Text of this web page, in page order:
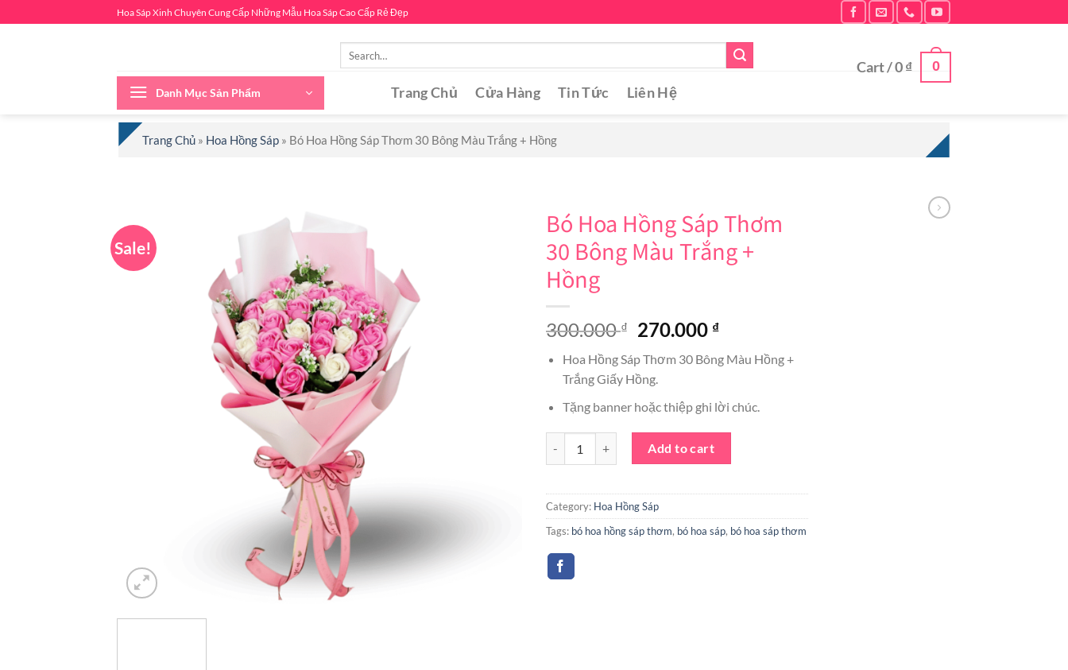
đến
Hoa Sáp Xinh Chuyên Cung Cấp Những Mẫu Hoa Sáp Cao Cấp Rẻ Đẹp
Cart /0₫ 0
Danh Mục Sản Phẩm Trang Chủ Cửa Hàng Tin Tức Liên Hệ
Trang Chủ » Hoa Hồng Sáp » Bó Hoa Hồng Sáp Thơm 30 Bông Màu Trắng + Hồng
Sale!
Bó Hoa Hồng Sáp Thơm
30 Bông Màu Trắng +
Hồng
300.000₫
Original
was:
300.000 ₫.
270.000 ₫Current
is:
Hoa Hồng Sáp Thơm 30 Bông Màu Hồng +
Trắng Giấy Hồng.
Tặng banner hoặc thiệp ghi lời chúc.
Add to cart
Category: Hoa Hồng Sáp
Tags: bó hoa hồng sáp thơm, bó hoa sáp, bó hoa sáp thơm